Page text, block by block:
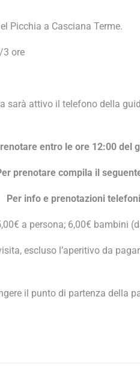
Picchia a Casciana Terme.
3 ore
sarà attivo il telefono della
entro le ore 12:00 del
prenotare compila il
Per info e prenotazioni
a persona; 6,00€ bambini
escluso l’aperitivo da
il punto di partenza della